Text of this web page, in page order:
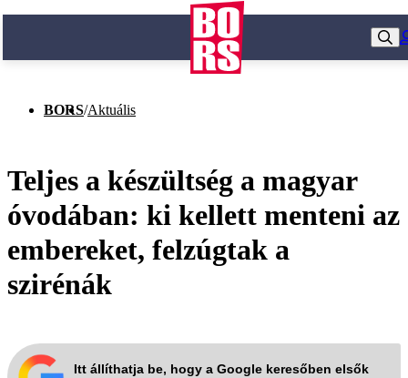
BORS/Aktuális
Teljes a készültség a magyar
óvodában: ki kellett menteni az
embereket, felzúgtak a
szirénák
Itt állíthatja be, hogy a Google keresőben elsők